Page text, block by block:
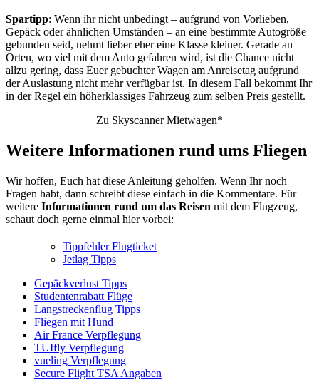
Spartipp: Wenn ihr nicht unbedingt – aufgrund von Vorlieben,
Gepäck oder ähnlichen Umständen – an eine bestimmte Autogröße
gebunden seid, nehmt lieber eher eine Klasse kleiner. Gerade an
Orten, wo viel mit dem Auto gefahren wird, ist die Chance nicht
allzu gering, dass Euer gebuchter Wagen am Anreisetag aufgrund
der Auslastung nicht mehr verfügbar ist. In diesem Fall bekommt Ihr
in der Regel ein höherklassiges Fahrzeug zum selben Preis gestellt.
Zu Skyscanner Mietwagen*
Weitere Informationen rund ums Fliegen
Wir hoffen, Euch hat diese Anleitung geholfen. Wenn Ihr noch
Fragen habt, dann schreibt diese einfach in die Kommentare. Für
weitere Informationen rund um das Reisen mit dem Flugzeug,
schaut doch gerne einmal hier vorbei:
Tippfehler Flugticket
Jetlag Tipps
Gepäckverlust Tipps
Studentenrabatt Flüge
Langstreckenflug Tipps
Fliegen mit Hund
Air France Verpflegung
TUIfly Verpflegung
vueling Verpflegung
Secure Flight TSA Angaben